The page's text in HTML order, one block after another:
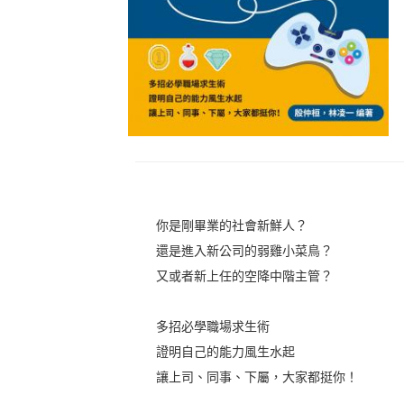
你是剛畢業的社會新鮮人？
還是進入新公司的弱雞小菜鳥？
又或者新上任的空降中階主管？
多招必學職場求生術
證明自己的能力風生水起
讓上司、同事、下屬，大家都挺你！